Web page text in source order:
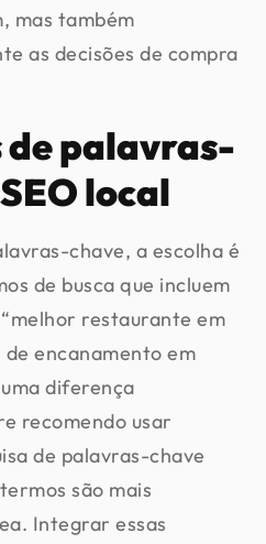
mas também
as decisões de compra
palavras-
local
chave, a escolha é
de busca que incluem
restaurante em
de encanamento em
diferença
recomendo usar
de palavras-chave
são mais
Integrar essas